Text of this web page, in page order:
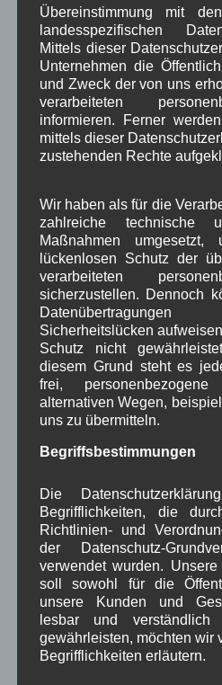
Kategorien für Beiträge
Aushang Rathaus
Dorferneuerung (154)
Gemeinderat(128)
in Wallgau(1.091)
Pressespiegel(282)
um Wallgau(258)
Wallgau im Netz(65)
Schlagwörter
1250-Jahre ,AlpenRaum ,
Arbeitsmarkt ,Asyl ,
Bildergalerie
Dorferneuerung
Dorfplatz , Energiewende
Gesundheit Gewerbe ,
historische Bilder ,
Kirche ,Kunsthandwerk ,
Musik Natur und
Schule , Sport ,
Übereinstimmung mit
landesspezifischen
Mittels dieser
Unternehmen die
und Zweck der von uns
verarbeiteten
informieren. Ferner
mittels dieser
zustehenden Rechte
Wir haben als für die
zahlreiche technische
Maßnahmen
lückenlosen Schutz der
verarbeiteten
sicherzustellen. Dennoch
Sicherheitslücken
Schutz nicht
diesem Grund steht es
frei,
alternativen Wegen,
uns zu übermitteln.
Begriffsbestimmungen
Die
Begrifflichkeiten, die
Richtlinien- und
der Datenschutz-
verwendet wurden. Unsere
soll sowohl für die
unsere Kunden und
lesbar und
gewährleisten, möchten wir
Begrifflichkeiten erläutern.